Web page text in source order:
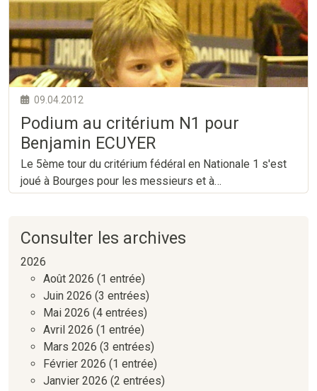
09.04.2012
Podium au critérium N1 pour
Benjamin ECUYER
Le 5ème tour du critérium fédéral en Nationale 1 s'est
joué à Bourges pour les messieurs et à…
Consulter les archives
2026
Août 2026 (1 entrée)
Juin 2026 (3 entrées)
Mai 2026 (4 entrées)
Avril 2026 (1 entrée)
Mars 2026 (3 entrées)
Février 2026 (1 entrée)
Janvier 2026 (2 entrées)